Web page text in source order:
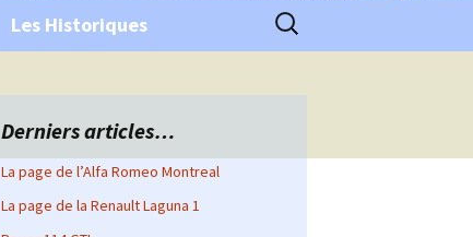
Les Historiques Rechercher :
Derniers articles…
La page de l’Alfa Romeo Montreal
La page de la Renault Laguna 1